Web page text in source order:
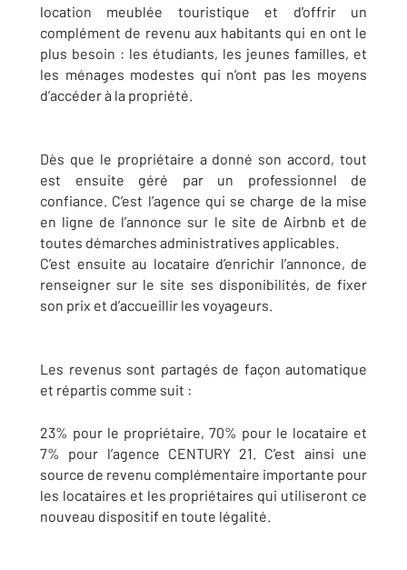
location meublée touristique et d’offrir un
complément de revenu aux habitants qui en ont le
plus besoin : les étudiants, les jeunes familles, et
les ménages modestes qui n’ont pas les moyens
d’accéder à la propriété.
Dès que le propriétaire a donné son accord, tout
est ensuite géré par un professionnel de
confiance. C’est l’agence qui se charge de la mise
en ligne de l’annonce sur le site de Airbnb et de
toutes démarches administratives applicables.
C’est ensuite au locataire d’enrichir l’annonce, de
renseigner sur le site ses disponibilités, de fixer
son prix et d’accueillir les voyageurs.
Les revenus sont partagés de façon automatique
et répartis comme suit :
23% pour le propriétaire, 70% pour le locataire et
7% pour l’agence CENTURY 21. C’est ainsi une
source de revenu complémentaire importante pour
les locataires et les propriétaires qui utiliseront ce
nouveau dispositif en toute légalité.